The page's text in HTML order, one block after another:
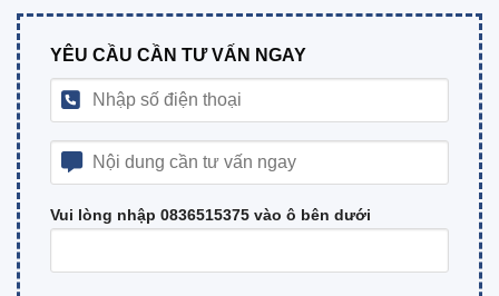
YÊU CẦU CẦN TƯ VẤN NGAY
Vui lòng nhập 0836515375 vào ô bên dưới